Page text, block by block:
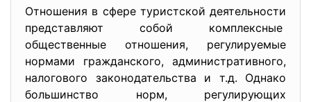
Отношения в сфере туристской деятельности
представляют собой комплексные
общественные отношения, регулируемые
нормами гражданского, административного,
налогового законодательства и т.д. Однако
большинство норм, регулирующих